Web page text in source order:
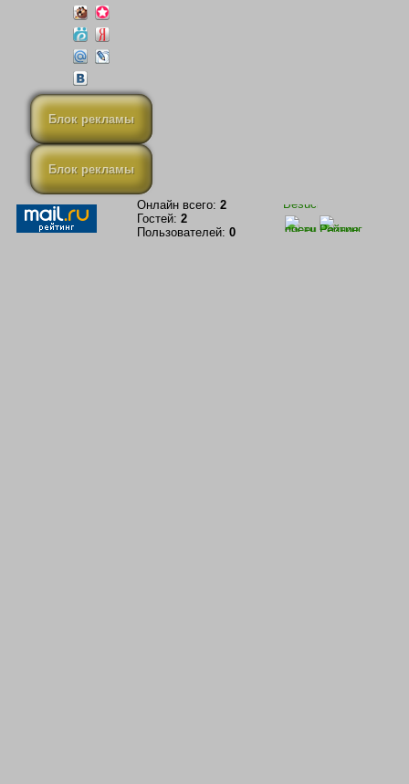
Блок рекламы
Блок рекламы
Онлайн всего: 2
Гостей: 2
Пользователей: 0